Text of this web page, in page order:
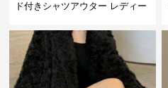
ド付きシャツアウター レディー